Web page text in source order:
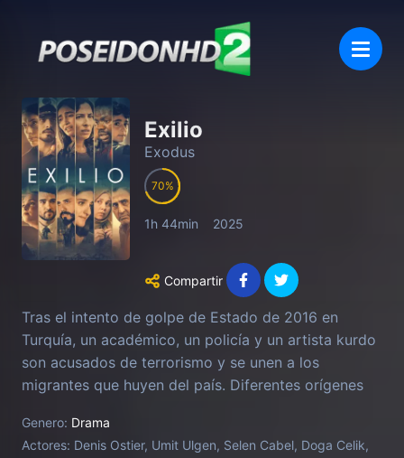
Exilio
Exodus
70
1h 44min 2025
Compartir
Tras el intento de golpe de Estado de 2016 en
Turquía, un académico, un policía y un artista kurdo
son acusados de terrorismo y se unen a los
migrantes que huyen del país. Diferentes orígenes
Genero: Drama
Actores: Denis Ostier, Umit Ulgen, Selen Cabel, Doga Celik,